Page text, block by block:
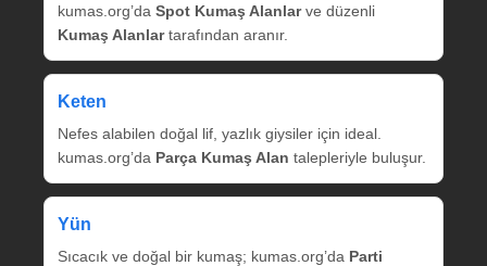
kumas.org’da Spot Kumaş Alanlarve düzenli
Kumaş Alanlartarafından aranır.
Keten
Nefes alabilen doğal lif, yazlık giysiler için ideal.
kumas.org’da Parça Kumaş Alan talepleriyle buluşur.
Yün
Sıcacık ve doğal bir kumaş; kumas.org’da Parti